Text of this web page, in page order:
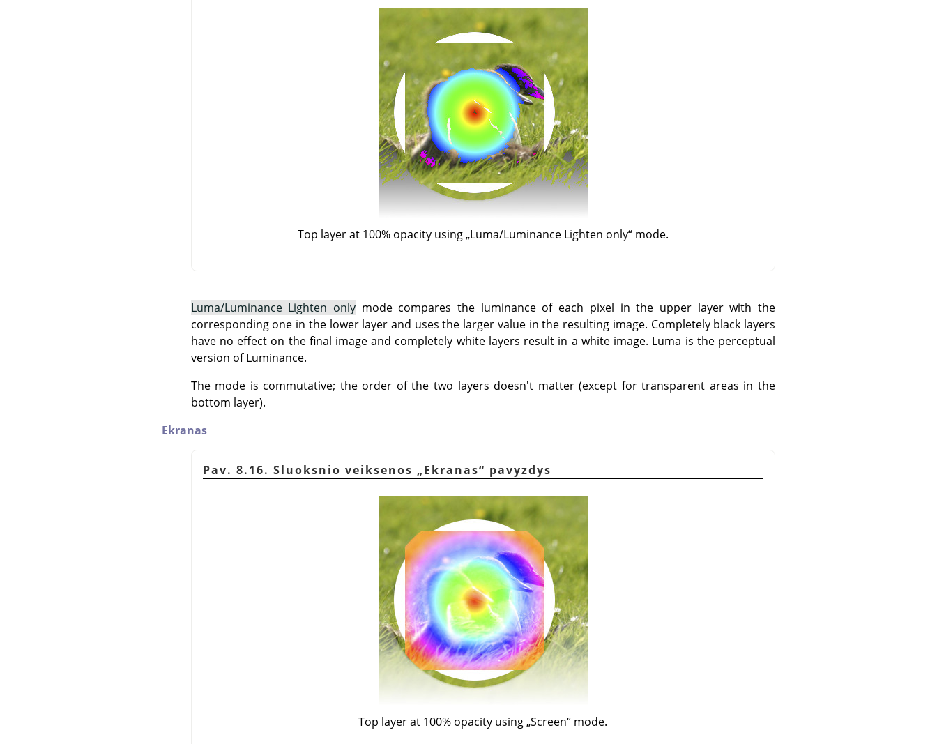
Top layer at 100% opacity using„Luma/Luminance Lighten only“mode.
Luma/Luminance Lighten onlymode compares the luminance of each pixel in the upper layer with the
corresponding one in the lower layer and uses the larger value in the resulting image. Completely black layers
have no effect on the final image and completely white layers result in a white image. Luma is the perceptual
version of Luminance.
The mode is commutative; the order of the two layers doesn't matter (except for transparent areas in the
bottom layer).
Ekranas
Pav. 8.16. Sluoksnio veiksenos „Ekranas“ pavyzdys
Top layer at 100% opacity using„Screen“ mode.